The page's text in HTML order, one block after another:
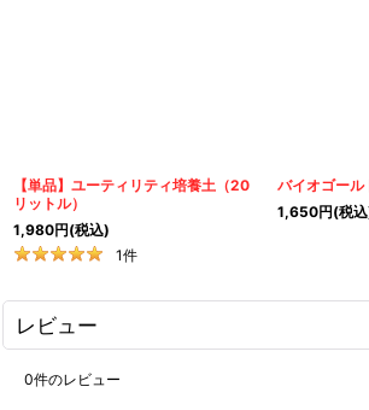
【単品】ユーティリティ培養土（20
リットル）
1,980円(税込)
1件
バイオゴー
1,650円(税
レビュー
0件のレビュー